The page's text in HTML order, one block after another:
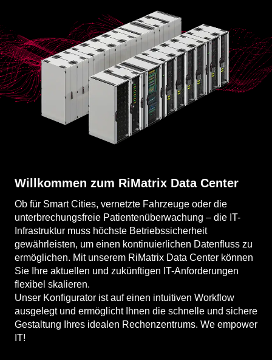
Willkommen zum RiMatrix Data Center
Ob für Smart Cities, vernetzte Fahrzeuge oder die
unterbrechungsfreie Patientenüberwachung – die IT-
Infrastruktur muss höchste Betriebssicherheit
gewährleisten, um einen kontinuierlichen Datenfluss zu
ermöglichen. Mit unserem RiMatrix Data Center können
Sie Ihre aktuellen und zukünftigen IT-Anforderungen
flexibel skalieren.
Unser Konfigurator ist auf einen intuitiven Workflow
ausgelegt und ermöglicht Ihnen die schnelle und sichere
Gestaltung Ihres idealen Rechenzentrums. We empower
IT!